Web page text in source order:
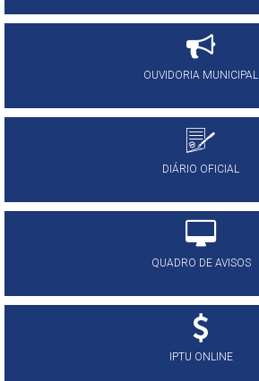
OUVIDORIA MUNICIPAL
DIÁRIO OFICIAL
QUADRO DE AVISOS
IPTU ONLINE